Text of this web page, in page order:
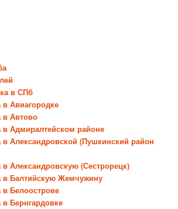
в СПб
Авиагородке
в Автово
в Адмиралтейском районе
в Александровской (Пушкинский район
Александровскую (Сестрорецк)
в Балтийскую Жемчужину
Белоострове
Бернгардовке